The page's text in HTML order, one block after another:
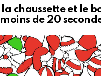
la chaussette et le
de 20